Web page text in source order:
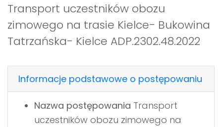
Transport uczestników obozu
zimowego na trasie Kielce- Bukowina
Tatrzańska- Kielce ADP.2302.48.2022
Informacje podstawowe o postępowaniu
Nazwa postępowania Transport
uczestników obozu zimowego na